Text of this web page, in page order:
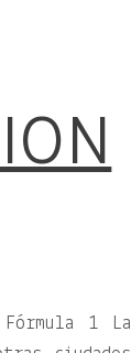
1 La